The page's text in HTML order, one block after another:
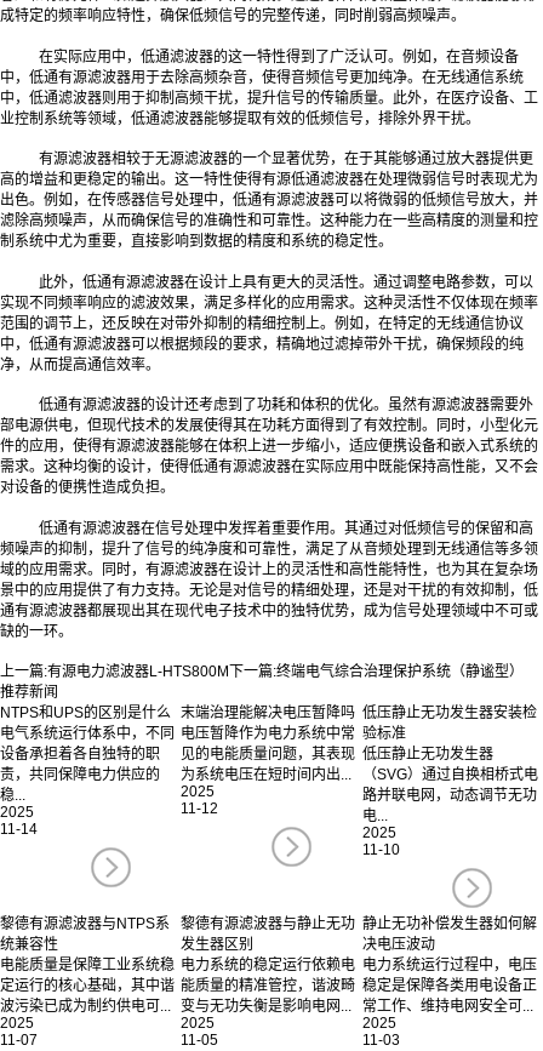
成特定的频率响应特性，确保低频信号的完整传递，同时削弱高频噪声。
在实际应用中，低通滤波器的这一特性得到了广泛认可。例如，在音频设备
中，低通有源滤波器用于去除高频杂音，使得音频信号更加纯净。在无线通信系统
中，低通滤波器则用于抑制高频干扰，提升信号的传输质量。此外，在医疗设备、工
业控制系统等领域，低通滤波器能够提取有效的低频信号，排除外界干扰。
有源滤波器相较于无源滤波器的一个显著优势，在于其能够通过放大器提供更
高的增益和更稳定的输出。这一特性使得有源低通滤波器在处理微弱信号时表现尤为
出色。例如，在传感器信号处理中，低通有源滤波器可以将微弱的低频信号放大，并
滤除高频噪声，从而确保信号的准确性和可靠性。这种能力在一些高精度的测量和控
制系统中尤为重要，直接影响到数据的精度和系统的稳定性。
此外，低通有源滤波器在设计上具有更大的灵活性。通过调整电路参数，可以
实现不同频率响应的滤波效果，满足多样化的应用需求。这种灵活性不仅体现在频率
范围的调节上，还反映在对带外抑制的精细控制上。例如，在特定的无线通信协议
中，低通有源滤波器可以根据频段的要求，精确地过滤掉带外干扰，确保频段的纯
净，从而提高通信效率。
低通有源滤波器的设计还考虑到了功耗和体积的优化。虽然有源滤波器需要外
部电源供电，但现代技术的发展使得其在功耗方面得到了有效控制。同时，小型化元
件的应用，使得有源滤波器能够在体积上进一步缩小，适应便携设备和嵌入式系统的
需求。这种均衡的设计，使得低通有源滤波器在实际应用中既能保持高性能，又不会
对设备的便携性造成负担。
低通有源滤波器在信号处理中发挥着重要作用。其通过对低频信号的保留和高
频噪声的抑制，提升了信号的纯净度和可靠性，满足了从音频处理到无线通信等多领
域的应用需求。同时，有源滤波器在设计上的灵活性和高性能特性，也为其在复杂场
景中的应用提供了有力支持。无论是对信号的精细处理，还是对干扰的有效抑制，低
通有源滤波器都展现出其在现代电子技术中的独特优势，成为信号处理领域中不可或
缺的一环。‍
上一篇:有源电力滤波器L-HTS800M 下一篇:终端电气综合治理保护系统（静谧型）
推荐新闻
NTPS和UPS的区别是什么
电气系统运行体系中，不同
设备承担着各自独特的职
责，共同保障电力供应的
稳...
2025
11-14
末端治理能解决电压暂降吗
电压暂降作为电力系统中常
见的电能质量问题，其表现
为系统电压在短时间内出...
2025
11-12
低压静止无功发生器安装检
验标准
低压静止无功发生器
（SVG）通过自换相桥式电
路并联电网，动态调节无功
电...
2025
11-10
黎德有源滤波器与NTPS系
统兼容性
电能质量是保障工业系统稳
定运行的核心基础，其中谐
波污染已成为制约供电可...
2025
11-07
黎德有源滤波器与静止无功
发生器区别
电力系统的稳定运行依赖电
能质量的精准管控，谐波畸
变与无功失衡是影响电网...
2025
11-05
静止无功补偿发生器如何解
决电压波动
电力系统运行过程中，电压
稳定是保障各类用电设备正
常工作、维持电网安全可...
2025
11-03